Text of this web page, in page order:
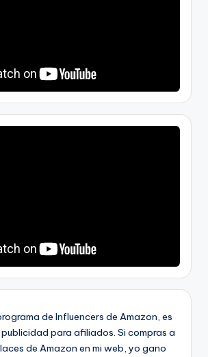
de Influencers de Amazon, es
para afiliados. Si compras a
de Amazon en mi web, yo gano